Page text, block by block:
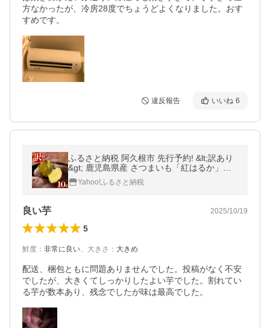
方なかったが、冷房28度でちょうどよくなりました。おす
すめです。
違反報告 いいね 6
ふるさと納税 阿久根市 先行予約! &lt;訳あり
&gt; 鹿児島県産 さつまいも「紅はるか」計1
0kg akn056-08
Yahoo!ふるさと納税
良い芋 2025/10/19
5
鮮度 ： 非常に良い、 大きさ ： 大きめ
配送、梱包ともに問題ありませんでした。投稿がなく不安
でしたが、大きくてしっかりしたよい芋でした。割れてい
る芋が数本あり、残念でしたが味は最高でした。